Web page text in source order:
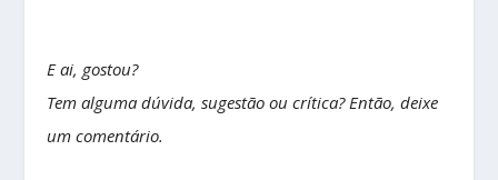
E ai, gostou?
Tem alguma dúvida, sugestão ou crítica? Então, deixe
um comentário.